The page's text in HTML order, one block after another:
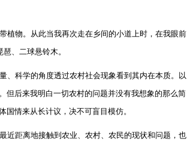
植物。从此当我再次走在乡间的小道上时，在我眼前
、二球悬铃木。
、科学的角度透过农村社会现象看到其内在本质。以
但后来我明白一切农村的问题并没有我想象的那么简
情来从长计议，决不可盲目模仿。
近距离地接触到农业、农村、农民的现状和问题，也